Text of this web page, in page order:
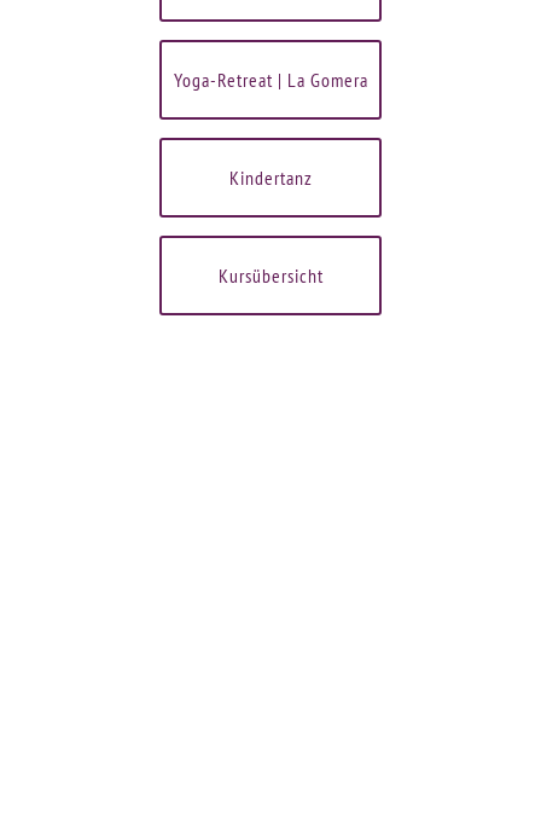
Yoga-Retreat | La Gomera
Kindertanz
Kursübersicht